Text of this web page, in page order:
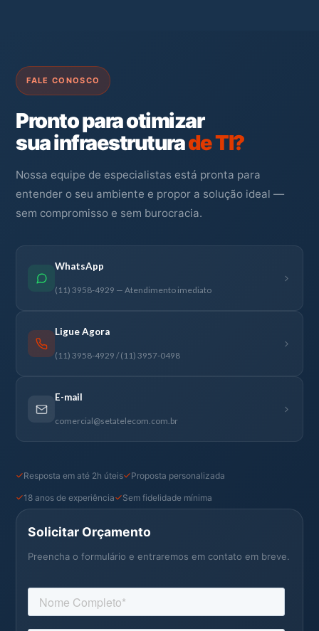
FALE CONOSCO
Pronto para otimizar
sua infraestruturade TI?
Nossa equipe de especialistas está pronta para
entender o seu ambiente e propor a solução ideal —
sem compromisso e sem burocracia.
WhatsApp
(11) 3958-4929 — Atendimento imediato
Ligue Agora
(11) 3958-4929 / (11) 3957-0498
E-mail
comercial@setatelecom.com.br
Resposta em até 2h úteis Proposta personalizada
18 anos de experiência Sem fidelidade mínima
Solicitar Orçamento
Preencha o formulário e entraremos em contato em breve.